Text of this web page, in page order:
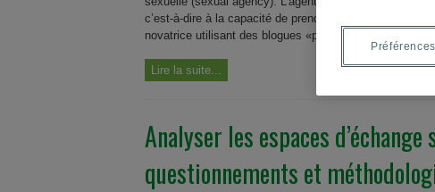
c’est-à-dire à la capacité de prendre en charge son
novatrice utilisant des blogues «privés» de recherche
Lire la suite...
Analyser les espaces
questionnements et
Préférences